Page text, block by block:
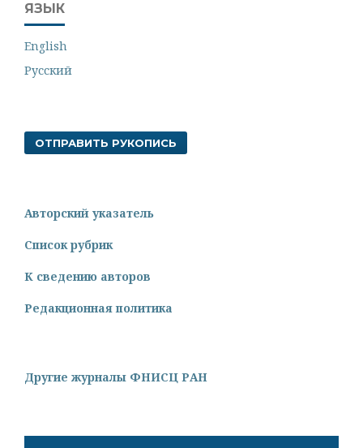
ЯЗЫК
English
Русский
ОТПРАВИТЬ РУКОПИСЬ
Авторский указатель
Список рубрик
К сведению авторов
Редакционная политика
Другие журналы ФНИСЦ РАН